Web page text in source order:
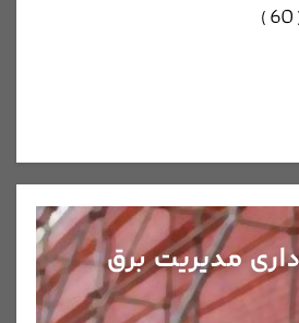
60
)
مدیریت برق